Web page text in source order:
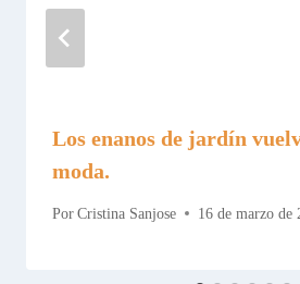
Los enanos de jardín
moda.
Por Cristina Sanjose 16 de marzo de